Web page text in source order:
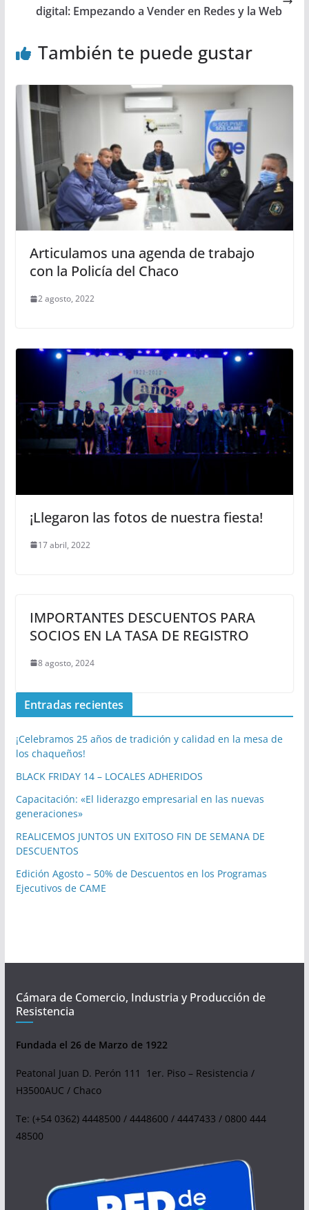
digital: Empezando a Vender en Redes y la Web
También te puede gustar
Articulamos una agenda de trabajo
con la Policía del Chaco
2 agosto, 2022
¡Llegaron las fotos de nuestra fiesta!
17 abril, 2022
IMPORTANTES DESCUENTOS PARA
SOCIOS EN LA TASA DE REGISTRO
8 agosto, 2024
Entradas recientes
¡Celebramos 25 años de tradición y calidad en la mesa de
los chaqueños!
BLACK FRIDAY 14 – LOCALES ADHERIDOS
Capacitación: «El liderazgo empresarial en las nuevas
generaciones»
REALICEMOS JUNTOS UN EXITOSO FIN DE SEMANA DE
DESCUENTOS
Edición Agosto – 50% de Descuentos en los Programas
Ejecutivos de CAME
Cámara de Comercio, Industria y Producción de
Resistencia
Fundada el 26 de Marzo de 1922
Peatonal Juan D. Perón 111 1er. Piso – Resistencia /
H3500AUC / Chaco
Te: (+54 0362) 4448500 / 4448600 / 4447433 / 0800 444
48500